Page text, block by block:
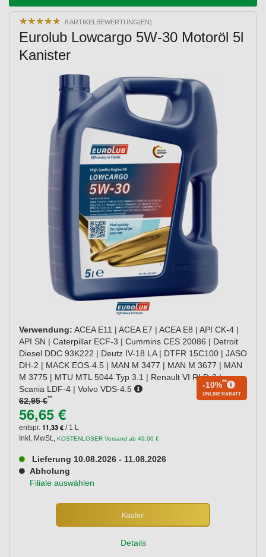
★★★★★
★★★★★ 8 ARTIKELBEWERTUNG(EN)
Eurolub Lowcargo 5W-30 Motoröl 5l
Kanister
Verwendung: ACEA E11 | ACEA E7 | ACEA E8 | API CK-4 |
API SN | Caterpillar ECF-3 | Cummins CES 20086 | Detroit
Diesel DDC 93K222 | Deutz IV-18 LA | DTFR 15C100 | JASO
DH-2 | MACK EOS-4.5 | MAN M 3477 | MAN M 3677 | MAN
M 3775 | MTU MTL 5044 Typ 3.1 | Renault VI RLD-3 |
Scania LDF-4 | Volvo VDS-4.5
62,95 €**
-10%**
ONLINE RABATT
56,65 €
entspr. 11,33 € / 1 L
Inkl. MwSt.
KOSTENLOSER Versand ab 49,00 €
Lieferung 10.08.2026 - 11.08.2026
Abholung
Filiale auswählen
Kaufen
Details